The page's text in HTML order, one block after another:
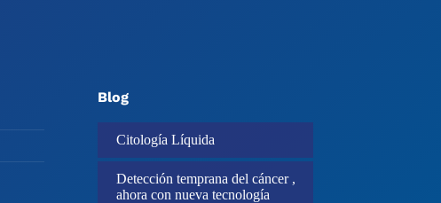
Blog
Citología Líquida
Detección temprana del cáncer ,
ahora con nueva tecnología